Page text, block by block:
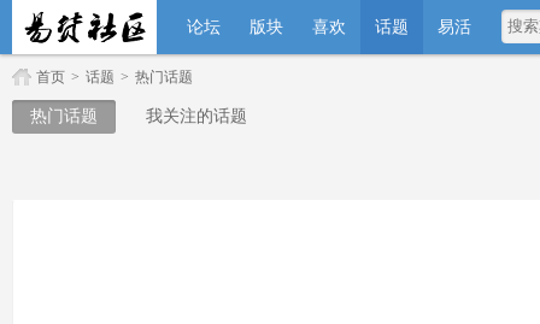
论坛 版块 喜欢 话题 易活
首页 > 话题 > 热门话题
热门话题 我关注的话题